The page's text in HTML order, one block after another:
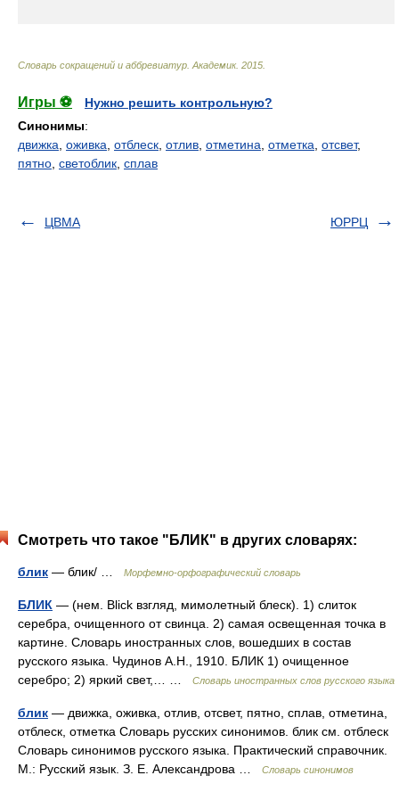
Словарь сокращений и аббревиатур Академик. 2015
Игры ⚽
Нужно решить контрольную?
Синонимы:
движка оживка отблеск отлив отметина отметка отсвет,
пятно светоблик сплав
ЦВМА ЮРРЦ
Смотреть что такое "БЛИК" в других словарях:
блик — блик/ … Морфемно-орфографический словарь
БЛИК — (нем. Blick взгляд, мимолетный блеск). 1) слиток
серебра, очищенного от свинца. 2) самая освещенная точка в
картине. Словарь иностранных слов, вошедших в состав
русского языка. Чудинов А.Н., 1910. БЛИК 1) очищенное
серебро; 2) яркий свет,… …
Словарь иностранных слов русского языка
блик — движка, оживка, отлив, отсвет, пятно, сплав, отметина,
отблеск, отметка Словарь русских синонимов. блик см. отблеск
Словарь синонимов русского языка. Практический справочник.
М.: Русский язык. З. Е. Александрова …
Словарь синонимов